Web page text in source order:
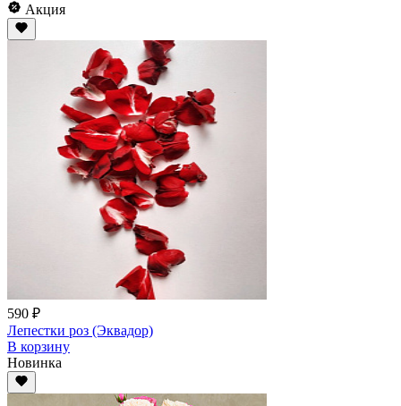
Акция
590 ₽
Лепестки роз (Эквадор)
В корзину
Новинка